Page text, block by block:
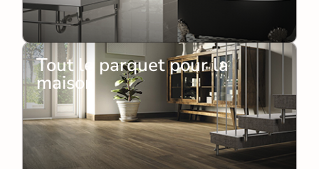
Tout le parquet pour la
maison